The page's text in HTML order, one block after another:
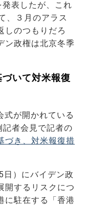
表したが、これ
、３月のアラス
しのつもりだろ
ン政権は北京冬季
いて対米報復
式が開かれている
者会見で記者の
づき、対米報復措
日）にバイデン政
開するリスクにつ
に駐在する「香港